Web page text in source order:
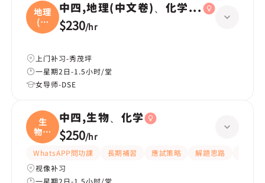
地理
(中
文
中四,地理(中文卷)、化学(英文卷)
$230/hr
上门补习-秀茂坪
一星期2日-1.5小时/堂
女导师-DSE
生
物、
化学
中四,生物、化学
$250/hr
WhatsAPP問功課 長期補習 應試策略 解題思路
视像补习
一星期2日-1.5小时/堂